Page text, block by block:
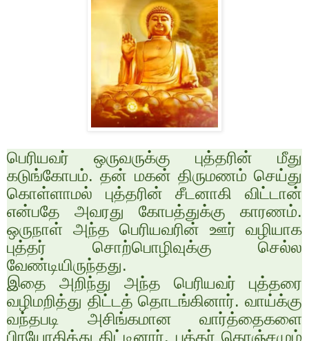
பெரியவர் ஒருவருக்கு புத்தரின் மீது
கடுங்கோபம். தன் மகன் திருமணம் செய்து
கொள்ளாமல் புத்தரின் சீடனாகி விட்டான்
என்பதே அவரது கோபத்துக்கு காரணம்.
ஒருநாள் அந்த பெரியவரின் ஊர் வழியாக
புத்தர் சொற்பொழிவுக்கு செல்ல
வேண்டியிருந்தது.
இதை அறிந்து அந்த பெரியவர் புத்தரை
வழிமறித்து திட்டத் தொடங்கினார். வாய்க்கு
வந்தபடி அசிங்கமான வார்த்தைகளை
பிரயோகித்து திட்டினார். புத்தர் கொஞ்சமும்